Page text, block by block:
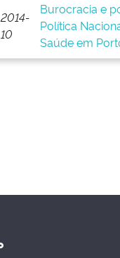
2014-
10
Burocracia e
Política
Saúde em